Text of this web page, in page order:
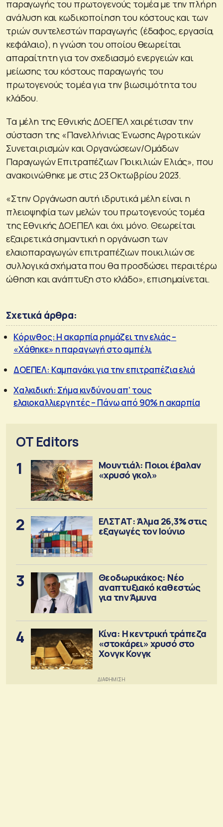
παραγωγής του πρωτογενούς τομέα με την πλήρη
ανάλυση και κωδικοποίηση του κόστους και των
τριών συντελεστών παραγωγής (έδαφος, εργασία,
κεφάλαιο), η γνώση του οποίου θεωρείται
απαραίτητη για τον σχεδιασμό ενεργειών και
μείωσης του κόστους παραγωγής του
πρωτογενούς τομέα για την βιωσιμότητα του
κλάδου.
Τα μέλη της Εθνικής ΔΟΕΠΕΛ χαιρέτισαν την
σύσταση της «Πανελλήνιας Ένωσης Αγροτικών
Συνεταιρισμών και Οργανώσεων/Ομάδων
Παραγωγών Επιτραπέζιων Ποικιλιών Ελιάς», που
ανακοινώθηκε με στις 23 Οκτωβρίου 2023.
«Στην Οργάνωση αυτή ιδρυτικά μέλη είναι η
πλειοψηφία των μελών του πρωτογενούς τομέα
της Εθνικής ΔΟΕΠΕΛ και όχι μόνο. Θεωρείται
εξαιρετικά σημαντική η οργάνωση των
ελαιοπαραγωγών επιτραπέζιων ποικιλιών σε
συλλογικά σχήματα που θα προσδώσει περαιτέρω
ώθηση και ανάπτυξη στο κλάδο», επισημαίνεται.
Σχετικά άρθρα:
Κόρινθος: Η ακαρπία ρημάζει την ελιάς –
«Χάθηκε» η παραγωγή στο αμπέλι
ΔΟΕΠΕΛ: Καμπανάκι για την επιτραπέζια ελιά
Χαλκιδική: Σήμα κινδύνου απ’ τους
ελαιοκαλλιεργητές – Πάνω από 90% η ακαρπία
OT Editors
1
Μουντιάλ: Ποιοι έβαλαν
«χρυσό γκολ»
2
ΕΛΣΤΑΤ: Άλμα 26,3% στις
εξαγωγές τον Ιούνιο
3
Θεοδωρικάκος: Νέο
αναπτυξιακό καθεστώς
για την Άμυνα
4
Κίνα: Η κεντρική τράπεζα
«στοκάρει» χρυσό στο
Χονγκ Κονγκ